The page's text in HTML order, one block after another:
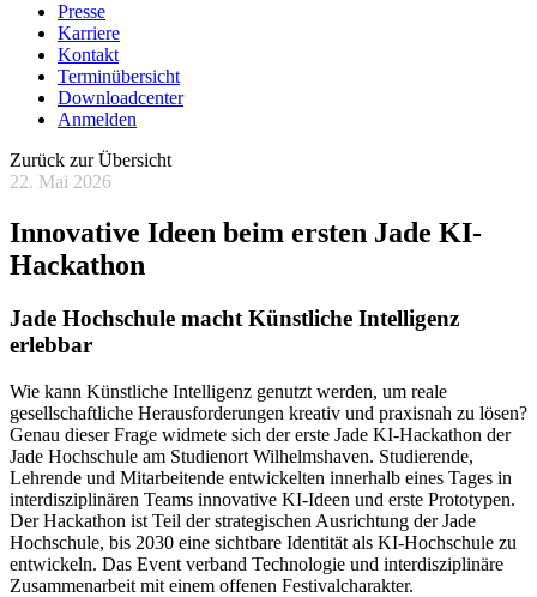
Presse
Karriere
Kontakt
Terminübersicht
Downloadcenter
Anmelden
Zurück zur Übersicht
22. Mai 2026
Innovative Ideen beim ersten Jade KI-
Hackathon
Jade Hochschule macht Künstliche Intelligenz
erlebbar
Wie kann Künstliche Intelligenz genutzt werden, um reale
gesellschaftliche Herausforderungen kreativ und praxisnah zu lösen?
Genau dieser Frage widmete sich der erste Jade KI-Hackathon der
Jade Hochschule am Studienort Wilhelmshaven. Studierende,
Lehrende und Mitarbeitende entwickelten innerhalb eines Tages in
interdisziplinären Teams innovative KI-Ideen und erste Prototypen.
Der Hackathon ist Teil der strategischen Ausrichtung der Jade
Hochschule, bis 2030 eine sichtbare Identität als KI-Hochschule zu
entwickeln. Das Event verband Technologie und interdisziplinäre
Zusammenarbeit mit einem offenen Festivalcharakter.